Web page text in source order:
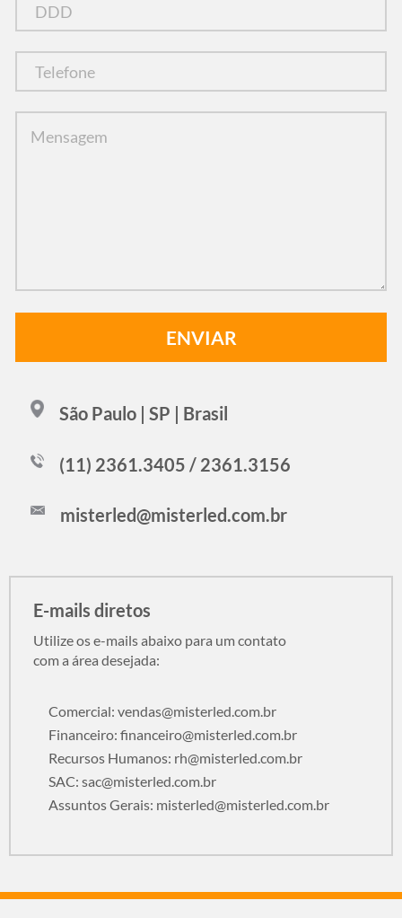
São Paulo | SP | Brasil
(11) 2361.3405 / 2361.3156
misterled@misterled.com.br
E-mails diretos
Utilize os e-mails abaixo para um contato
com a área desejada:
Comercial: vendas@misterled.com.br
Financeiro: financeiro@misterled.com.br
Recursos Humanos: rh@misterled.com.br
SAC: sac@misterled.com.br
Assuntos Gerais: misterled@misterled.com.br